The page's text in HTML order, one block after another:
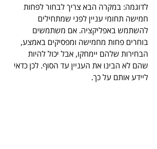
לדוגמה: במקרה הבא צריך לבחור לפחות
חמישה תחומי עניין לפני שמתחילים
להשתמש באפליקציה. אם משתמשים
בוחרים פחות מחמישה ומפסיקים באמצע,
הבחירות שלהם יימחקו, אבל יכול להיות
שהם לא הבינו את העניין עד הסוף. לכן כדאי
ליידע אותם על כך.